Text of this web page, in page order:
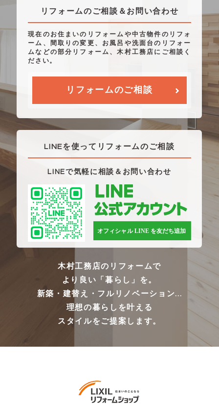
リフォームのご相談＆お問い合わせ
現在のお住まいのリフォームや中古物件のリフォ
ーム、間取りの変更、お風呂や洗面台のリフォー
ムなどの部分リフォーム、木村工務店にご相談く
ださい。
リフォームのご相談
LINEを使ってリフォームのご相談
LINEで気軽に相談＆お問い合わせ
木村工務店のリフォームで
より良い「暮らし」を。
新築・建替え・フルリノベーション...
理想の暮らしを叶える
スタイルをご提案します。